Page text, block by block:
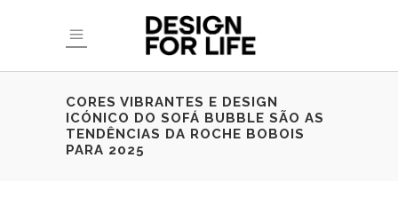
CORES VIBRANTES E DESIGN
ICÓNICO DO SOFÁ BUBBLE SÃO AS
TENDÊNCIAS DA ROCHE BOBOIS
PARA 2025